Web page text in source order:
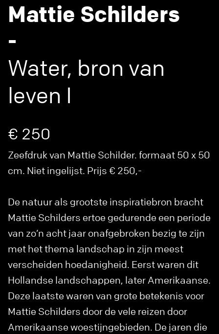
Mattie Schilders
-
Water, bron van
leven I
€ 250
Zeefdruk van Mattie Schilder. formaat 50 x 50
cm. Niet ingelijst. Prijs € 250,-
De natuur als grootste inspiratiebron bracht
Mattie Schilders ertoe gedurende een periode
van zo’n acht jaar onafgebroken bezig te zijn
met het thema landschap in zijn meest
verscheiden hoedanigheid. Eerst waren dit
Hollandse landschappen, later Amerikaanse.
Deze laatste waren van grote betekenis voor
Mattie Schilders door de vele reizen door
Amerikaanse woestijngebieden. De jaren die